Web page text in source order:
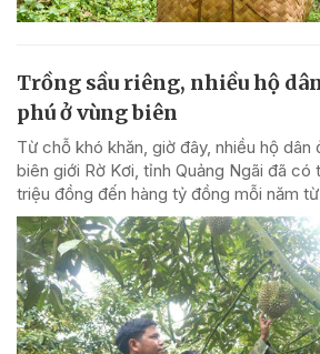
Trồng sầu riêng, nhiều hộ
phú ở vùng biên
Từ chỗ khó khăn, giờ đây, nhiều hộ dân
biên giới Rờ Kơi, tỉnh Quảng Ngãi đã có
triệu đồng đến hàng tỷ đồng mỗi năm